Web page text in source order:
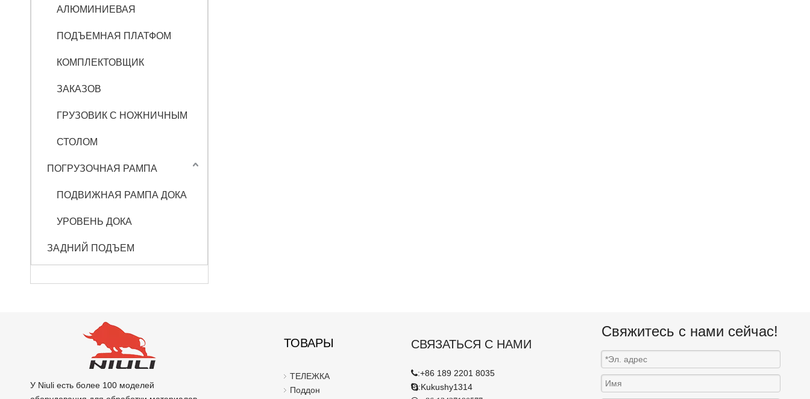
АЛЮМИНИЕВАЯ
ПОДЪЕМНАЯ ПЛАТФОМ
КОМПЛЕКТОВЩИК
ЗАКАЗОВ
ГРУЗОВИК С НОЖНИЧНЫМ
СТОЛОМ
ПОГРУЗОЧНАЯ РАМПА
ПОДВИЖНАЯ РАМПА ДОКА
УРОВЕНЬ ДОКА
ЗАДНИЙ ПОДЪЕМ
У Niuli есть более 100 моделей
ТОВАРЫ
ТЕЛЕЖКА
Поддон
СВЯЗАТЬСЯ С НАМИ
:+86 189 2201 8035
:Kukushy1314
Свяжитесь с нами сейчас!